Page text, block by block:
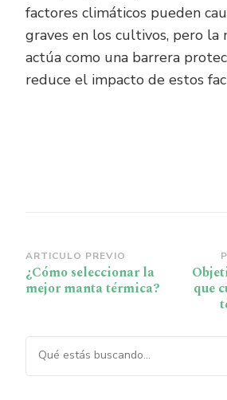
factores climáticos pueden
graves en los cultivos, pero la
actúa como una barrera
reduce el impacto de estos
Navegación
de
publicación
ARTICULO PREVIO
¿Cómo seleccionar la
mejor manta térmica?
que
¿Buscas algo?